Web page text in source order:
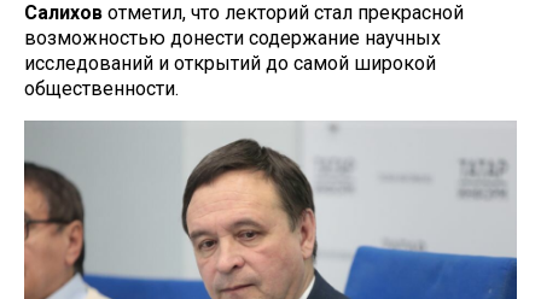
Салихов отметил, что лекторий стал прекрасной
возможностью донести содержание научных
исследований и открытий до самой широкой
общественности.